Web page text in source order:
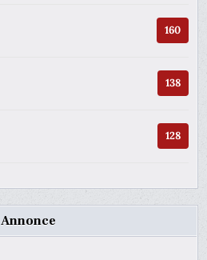
160
138
128
Annonce